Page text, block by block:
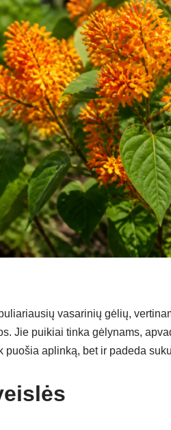
vasarinių gėlių,
Jie puikiai tinka gėlynams,
puošia aplinką, bet ir padeda